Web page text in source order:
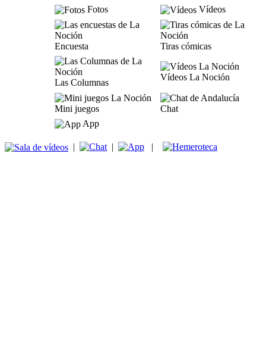
Fotos
Vídeos
Encuesta Tiras cómicas
Las Columnas
Vídeos La Noción
Mini juegos
Chat
App
| | |